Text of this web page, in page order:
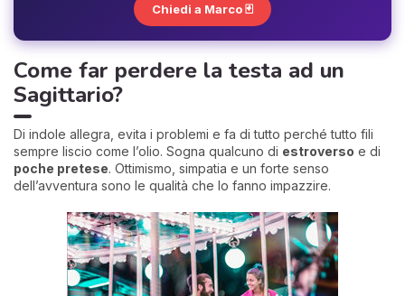
Chiedi a Marco 🃏
Come far perdere la testa ad un
Sagittario?
Di indole allegra, evita i problemi e fa di tutto perché tutto fili
sempre liscio come l’olio. Sogna qualcuno di estroverso e di
poche pretese. Ottimismo, simpatia e un forte senso
dell’avventura sono le qualità che lo fanno impazzire.